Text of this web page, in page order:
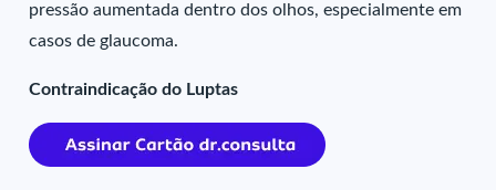
pressão aumentada dentro dos olhos, especialmente em
casos de glaucoma.
Contraindicação do Luptas